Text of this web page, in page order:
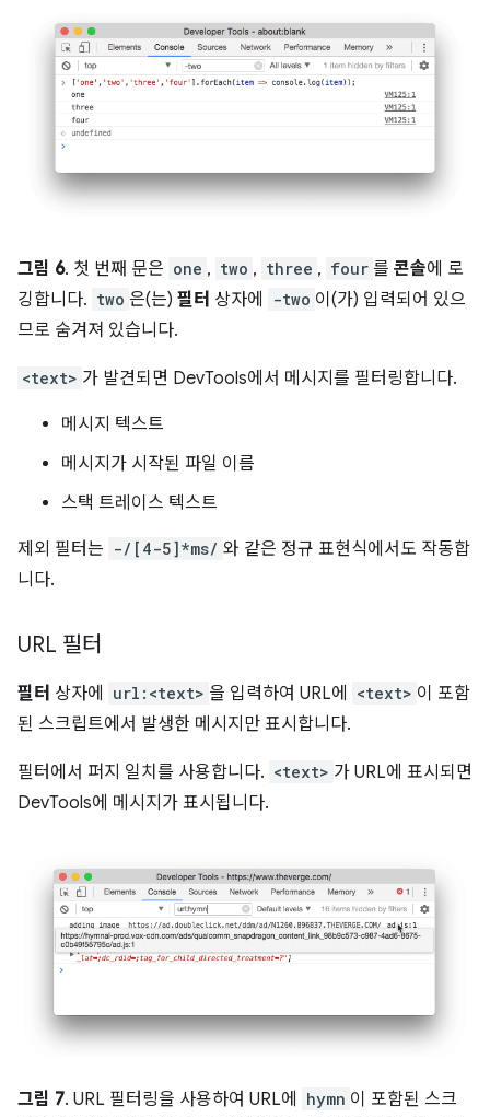
그림 6. 첫 번째 문은 one , two , three , four 를 콘솔에 로
깅합니다. two 은(는) 필터 상자에 -two 이(가) 입력되어 있으
므로 숨겨져 있습니다.
<text> 가 발견되면 DevTools에서 메시지를 필터링합니다.
메시지 텍스트
메시지가 시작된 파일 이름
스택 트레이스 텍스트
제외 필터는 -/[4-5]*ms/ 와 같은 정규 표현식에서도 작동합
니다.
URL 필터
필터 상자에 url:<text> 을 입력하여 URL에 <text> 이 포함
된 스크립트에서 발생한 메시지만 표시합니다.
필터에서 퍼지 일치를 사용합니다. <text> 가 URL에 표시되면
DevTools에 메시지가 표시됩니다.
그림 7. URL 필터링을 사용하여 URL에 hymn 이 포함된 스크